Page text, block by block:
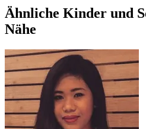
Ähnliche Kinder und
Nähe